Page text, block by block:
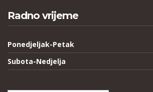
Radno vrijeme
Ponedjeljak-Petak
Subota-Nedjelja